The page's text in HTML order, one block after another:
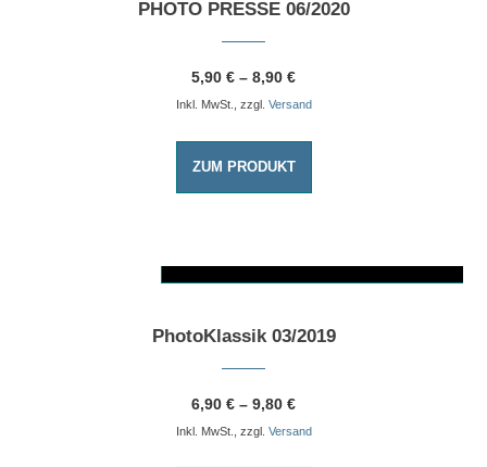
PHOTO PRESSE 06/2020
5,90 € – 8,90 €
Inkl. MwSt., zzgl. Versand
ZUM PRODUKT
Dieses Produkt weist mehrere Varianten auf. Die Optionen können auf der Produktseite gewählt werden
PhotoKlassik 03/2019
6,90 € – 9,80 €
Inkl. MwSt., zzgl. Versand